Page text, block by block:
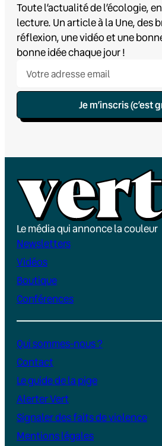
Toute l’actualité de l’écologie,
lecture. Un article à la Une, des
réflexion, une vidéo et une
bonne idée chaque jour !
Je m’inscris (c’est
Le média qui annonce la couleur
Newsletters
Vidéos
Boutique
Conférences
Qui sommes-nous ?
Contact
Le guide de la pige
Alerter Vert
Signaler des faits de violence
Mentions légales